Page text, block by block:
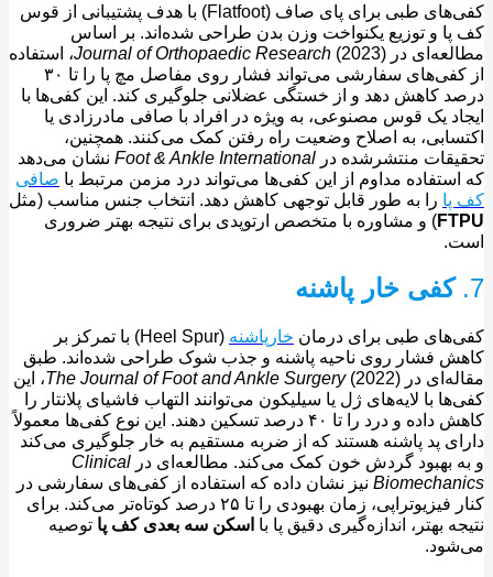
کفی‌های طبی برای پای صاف (Flatfoot) با هدف پشتیبانی از قوس
و توزیع یکنواخت وزن بدن طراحی شده‌اند. بر اساس
در
Journal of Orthopaedic Research(2023)، استفاده
از کفی‌های سفارشی می‌تواند فشار روی مفاصل مچ پا را تا ۳۰
کاهش دهد و از خستگی عضلانی جلوگیری کند. این کفی‌ها با
یک قوس مصنوعی، به ویژه در افراد با صافی مادرزادی یا
به اصلاح وضعیت راه رفتن کمک می‌کنند. همچنین،
منتشرشده درFoot & Ankle Internationalنشان می‌دهد
مداوم از این کفی‌ها می‌تواند درد مزمن مرتبط باصافی
را به‌ طور قابل ‌توجهی کاهش دهد. انتخاب جنس مناسب (مثل
) و مشاوره با متخصص ارتوپدی برای نتیجه بهتر ضروری
کفی خار پاشنه
طبی برای درمان خارپاشنه
(Heel Spur) با تمرکز بر
فشار روی ناحیه پاشنه و جذب شوک طراحی شده‌اند. طبق
در
The Journal of Foot and Ankle Surgery (2022)، این
با لایه‌های ژل یا سیلیکون می‌توانند التهاب فاشیای پلانتار را
کاهش داده و درد را تا ۴۰ درصد تسکین دهند. این نوع کفی‌ها معمولاً
پد پاشنه هستند که از ضربه مستقیم به خار جلوگیری می‌کند
بهبود گردش خون کمک می‌کند. مطالعه‌ای درClinical
نیز نشان داده که استفاده از کفی‌های سفارشی در
کنار فیزیوتراپی، زمان بهبودی را تا ۲۵ درصد کوتاه‌تر می‌کند. برای
بهتر، اندازه‌گیری دقیق پا بااسکن سه‌ بعدی کف پاتوصیه